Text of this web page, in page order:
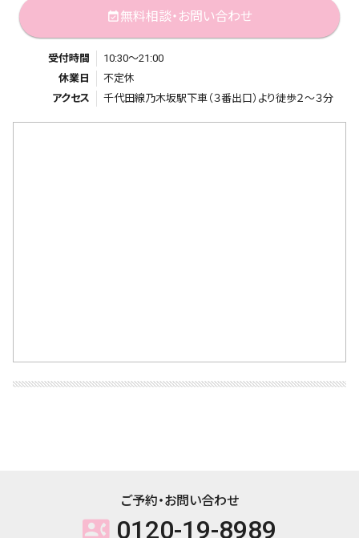
event_available無料相談・お問い合わせ
受付時間
10:30～21:00
休業日
不定休
アクセス
千代田線乃木坂駅下車（３番出口）より徒歩２～３分
ご予約・お問い合わせ
contact_phone 0120-19-8989